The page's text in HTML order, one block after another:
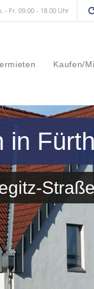
- Fr. 09.00 - 18.00 Uhr
Kaufen/
in